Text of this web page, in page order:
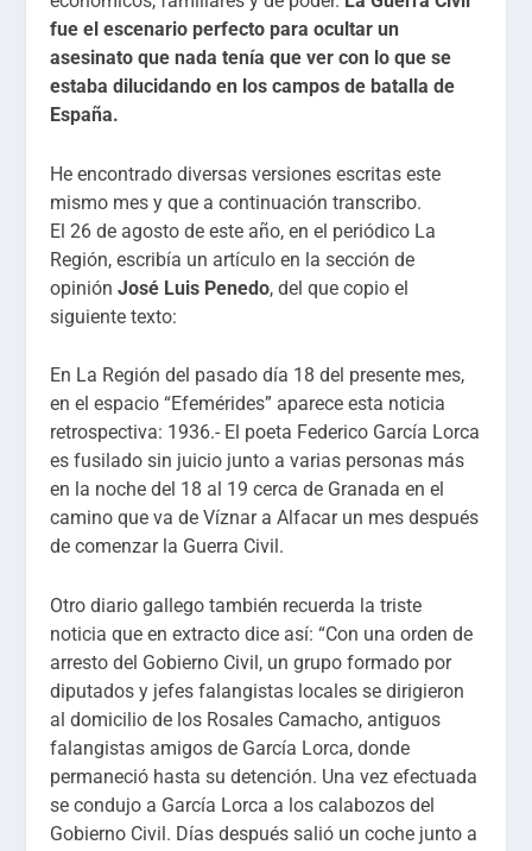
fue el escenario perfecto para ocultar un
asesinato que nada tenía que ver con lo que se
estaba dilucidando en los campos de batalla de
España.
He encontrado diversas versiones escritas este
mismo mes y que a continuación transcribo.
El 26 de agosto de este año, en el periódico La
Región, escribía un artículo en la sección de
opinión José Luis Penedo, del que copio el
siguiente texto:
En La Región del pasado día 18 del presente mes,
en el espacio “Efemérides” aparece esta noticia
retrospectiva: 1936.- El poeta Federico García Lorca
es fusilado sin juicio junto a varias personas más
en la noche del 18 al 19 cerca de Granada en el
camino que va de Víznar a Alfacar un mes después
de comenzar la Guerra Civil.
Otro diario gallego también recuerda la triste
noticia que en extracto dice así: “Con una orden de
arresto del Gobierno Civil, un grupo formado por
diputados y jefes falangistas locales se dirigieron
al domicilio de los Rosales Camacho, antiguos
falangistas amigos de García Lorca, donde
permaneció hasta su detención. Una vez efectuada
se condujo a García Lorca a los calabozos del
Gobierno Civil. Días después salió un coche junto a